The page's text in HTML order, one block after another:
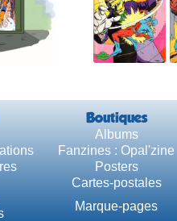
Boutiques
Albums
Fanzines : Opal'zine
Posters
Cartes-postales
Marque-pages